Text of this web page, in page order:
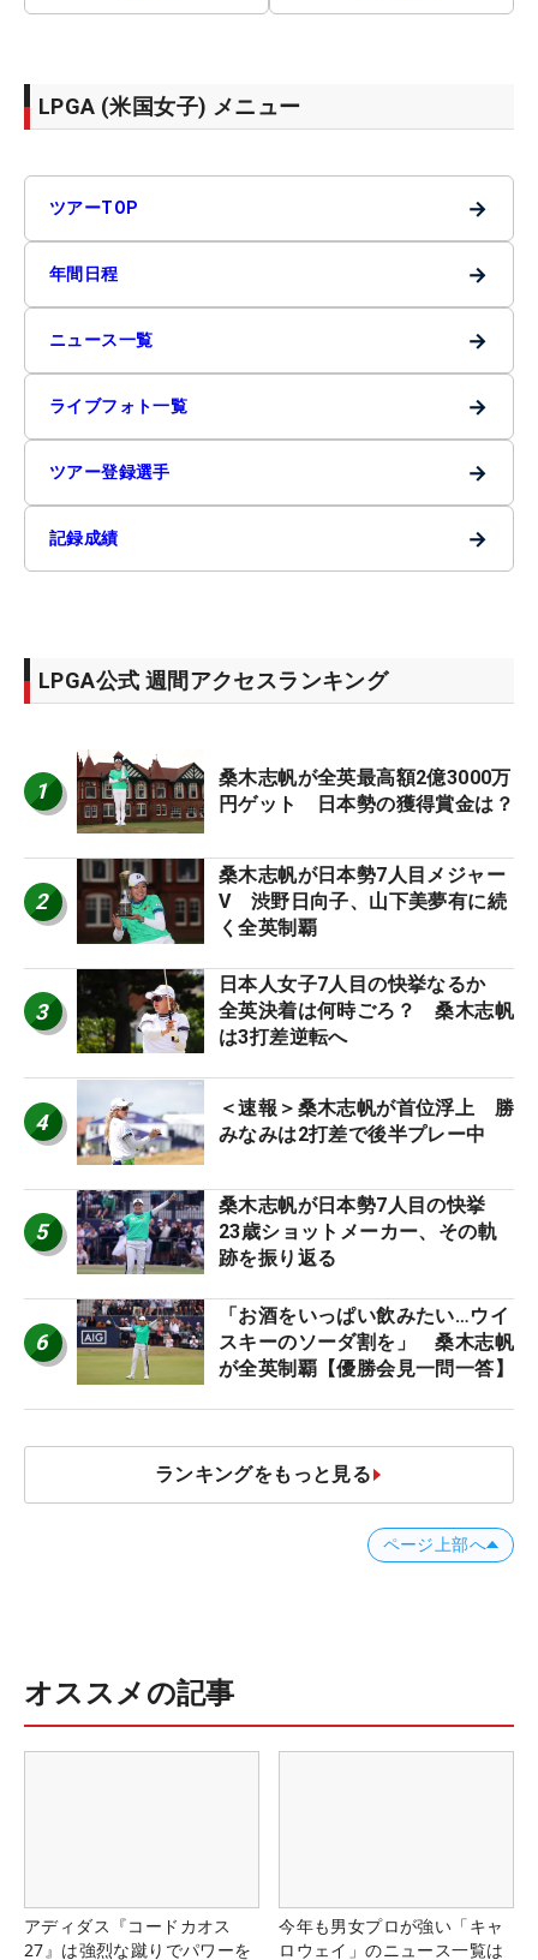
LPGA (米国女子) メニュー
ツアーTOP →
年間日程 →
ニュース一覧 →
ライブフォト一覧 →
ツアー登録選手 →
記録成績 →
LPGA公式 週間アクセスランキング
1
桑木志帆が全英最高額2億3000万
円ゲット 日本勢の獲得賞金は？
2
桑木志帆が日本勢7人目メジャー
V 渋野日向子、山下美夢有に続
く全英制覇
3
日本人女子7人目の快挙なるか
全英決着は何時ごろ？ 桑木志帆
は3打差逆転へ
4
＜速報＞桑木志帆が首位浮上 勝
みなみは2打差で後半プレー中
5
桑木志帆が日本勢7人目の快挙
23歳ショットメーカー、その軌
跡を振り返る
6
「お酒をいっぱい飲みたい…ウイ
スキーのソーダ割を」 桑木志帆
が全英制覇【優勝会見一問一答】
ランキングをもっと見る
ページ上部へ
オススメの記事
アディダス『コードカオス
27』は強烈な蹴りでパワーを
今年も男女プロが強い「キャ
ロウェイ」のニュース一覧は